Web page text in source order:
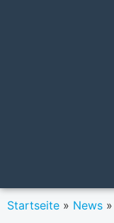
Startseite » News »